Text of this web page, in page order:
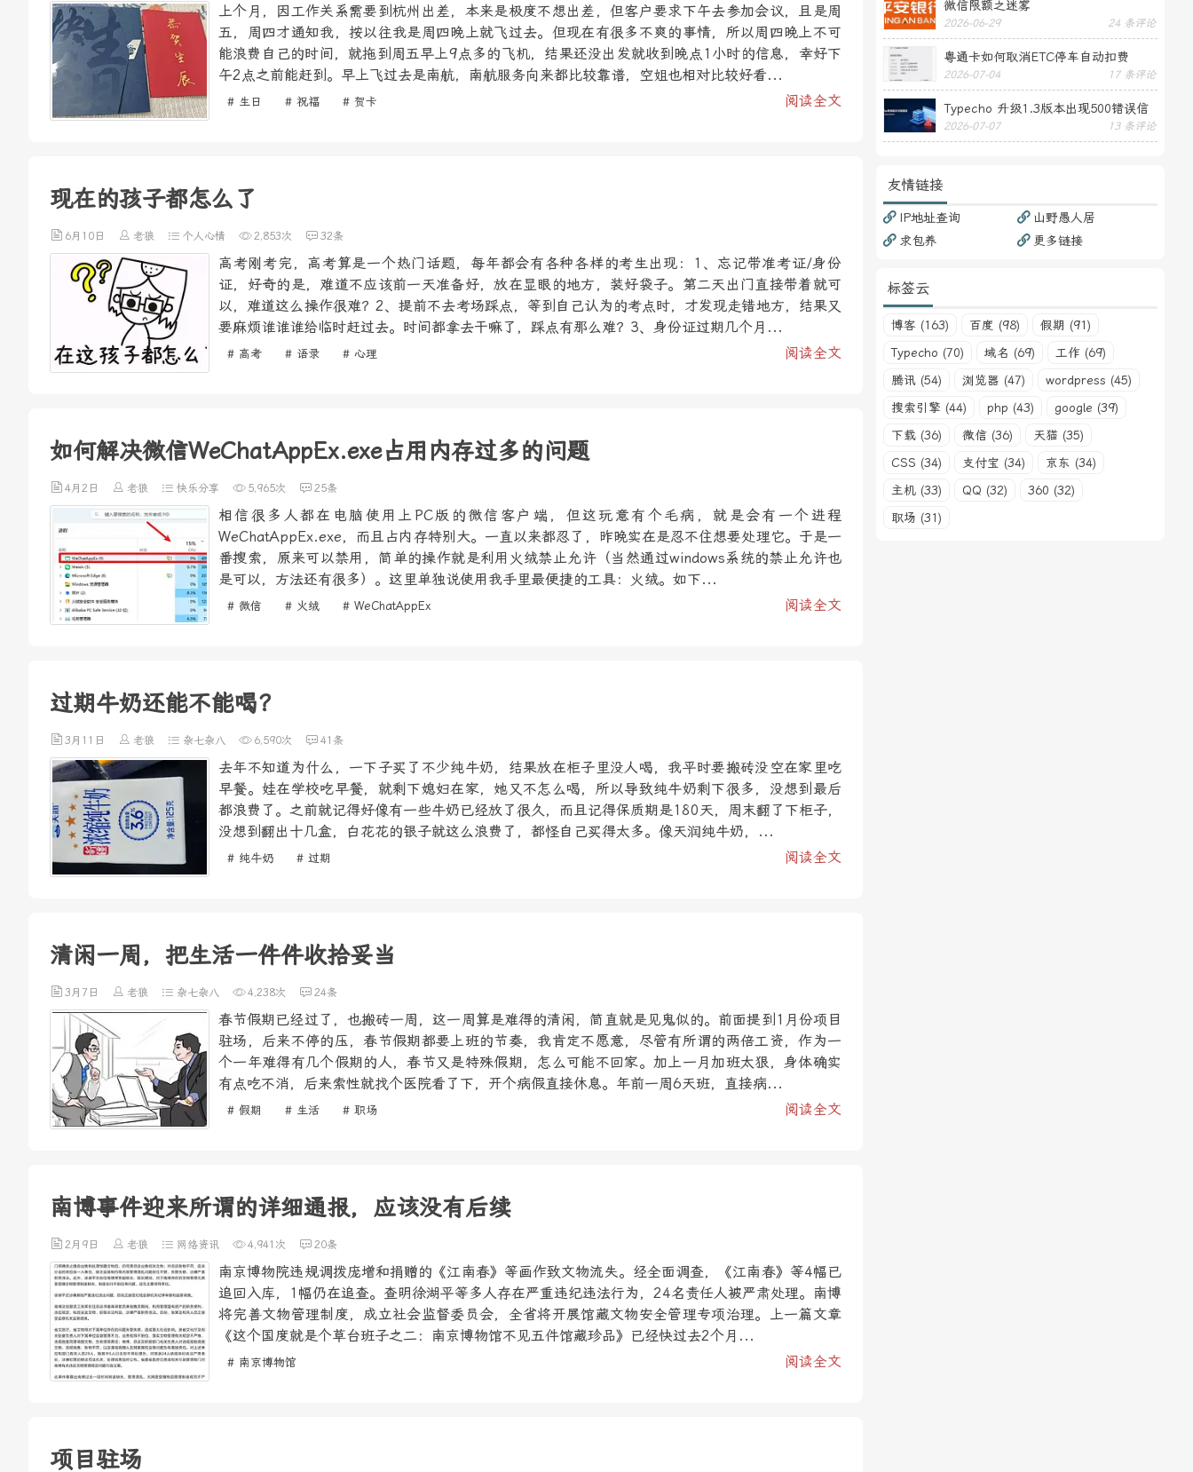
上个月，因工作关系需要到杭州出差，本来是极度不想出差，但客户要求下午去参加会议，且是周
五，周四才通知我，按以往我是周四晚上就飞过去。但现在有很多不爽的事情，所以周四晚上不可
能浪费自己的时间，就拖到周五早上9点多的飞机，结果还没出发就收到晚点1小时的信息，幸好下
午2点之前能赶到。早上飞过去是南航，南航服务向来都比较靠谱，空姐也相对比较好看...
阅读全文
# 生日 # 祝福 # 贺卡
现在的孩子都怎么了
6月10日 老狼 个人心情 2,853次 32条
高考刚考完，高考算是一个热门话题，每年都会有各种各样的考生出现：1、忘记带准考证/身份
证，好奇的是，难道不应该前一天准备好，放在显眼的地方，装好袋子。第二天出门直接带着就可
以，难道这么操作很难？2、提前不去考场踩点，等到自己认为的考点时，才发现走错地方，结果又
要麻烦谁谁谁给临时赶过去。时间都拿去干嘛了，踩点有那么难？3、身份证过期几个月...
阅读全文
# 高考 # 语录 # 心理
如何解决微信WeChatAppEx.exe占用内存过多的问题
4月2日 老狼 快乐分享 5,965次 25条
相信很多人都在电脑使用上PC版的微信客户端，但这玩意有个毛病，就是会有一个进程
WeChatAppEx.exe，而且占内存特别大。一直以来都忍了，昨晚实在是忍不住想要处理它。于是一
番搜索，原来可以禁用，简单的操作就是利用火绒禁止允许（当然通过windows系统的禁止允许也
是可以，方法还有很多）。这里单独说使用我手里最便捷的工具：火绒。如下...
阅读全文
# 微信 # 火绒 # WeChatAppEx
过期牛奶还能不能喝？
3月11日 老狼 杂七杂八 6,590次 41条
去年不知道为什么，一下子买了不少纯牛奶，结果放在柜子里没人喝，我平时要搬砖没空在家里吃
早餐。娃在学校吃早餐，就剩下媳妇在家，她又不怎么喝，所以导致纯牛奶剩下很多，没想到最后
都浪费了。之前就记得好像有一些牛奶已经放了很久，而且记得保质期是180天，周末翻了下柜子，
没想到翻出十几盒，白花花的银子就这么浪费了，都怪自己买得太多。像天润纯牛奶，...
阅读全文
# 纯牛奶 # 过期
清闲一周，把生活一件件收拾妥当
3月7日 老狼 杂七杂八 4,238次 24条
春节假期已经过了，也搬砖一周，这一周算是难得的清闲，简直就是见鬼似的。前面提到1月份项目
驻场，后来不停的压，春节假期都要上班的节奏，我肯定不愿意，尽管有所谓的两倍工资，作为一
个一年难得有几个假期的人，春节又是特殊假期，怎么可能不回家。加上一月加班太狠，身体确实
有点吃不消，后来索性就找个医院看了下，开个病假直接休息。年前一周6天班，直接病...
阅读全文
# 假期 # 生活 # 职场
南博事件迎来所谓的详细通报，应该没有后续
2月9日 老狼 网络资讯 4,941次 20条
南京博物院违规调拨庞增和捐赠的《江南春》等画作致文物流失。经全面调查，《江南春》等4幅已
追回入库，1幅仍在追查。查明徐湖平等多人存在严重违纪违法行为，24名责任人被严肃处理。南博
将完善文物管理制度，成立社会监督委员会，全省将开展馆藏文物安全管理专项治理。上一篇文章
《这个国度就是个草台班子之二：南京博物馆不见五件馆藏珍品》已经快过去2个月...
阅读全文
# 南京博物馆
项目驻场
微信限额之迷雾
2026-06-29 24 条评论
粤通卡如何取消ETC停车自动扣费
2026-07-04 17 条评论
Typecho 升级1.3版本出现500错误信
息
2026-07-07 13 条评论
友情链接
IP地址查询
山野愚人居
求包养
更多链接
标签云
博客 (163) 百度 (98)
假期 (91)
Typecho (70)
域名 (69)
工作 (69)
腾讯 (54)
浏览器 (47)
wordpress (45)
搜索引擎 (44)
php (43)
google (39)
下载 (36)
微信 (36)
天猫 (35)
CSS (34)
支付宝 (34)
京东 (34)
主机 (33)
QQ (32)
360 (32)
职场 (31)